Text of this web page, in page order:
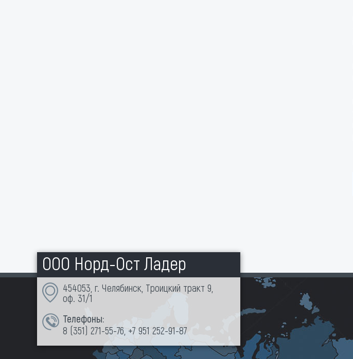
ООО Норд-Ост Ладер
454053, г. Челябинск, Троицкий тракт 9,
оф. 31/1
Телефоны:
8 (351) 271-55-76 +7 951 252-91-87